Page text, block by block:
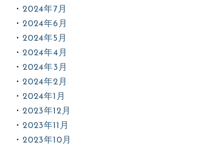
2024年7月
2024年6月
2024年5月
2024年4月
2024年3月
2024年2月
2024年1月
2023年12月
2023年11月
2023年10月